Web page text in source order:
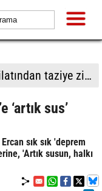
BTP Gaziantep teşkilatından taziye ziyareti: Cevizli köyü halkıyla buluşma
‘artık sus’
sık sık 'deprem
'Artık susun, halkı